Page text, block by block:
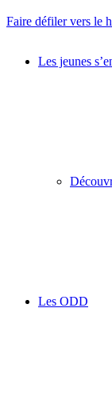
Les jeunes
Les ODD
Faire défiler vers le